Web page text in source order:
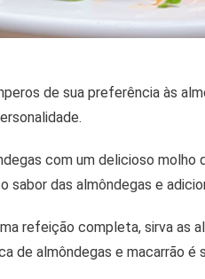
de sua preferência às
com um delicioso molho
das almôndegas e
refeição completa, sirva as
de almôndegas e macarrão é